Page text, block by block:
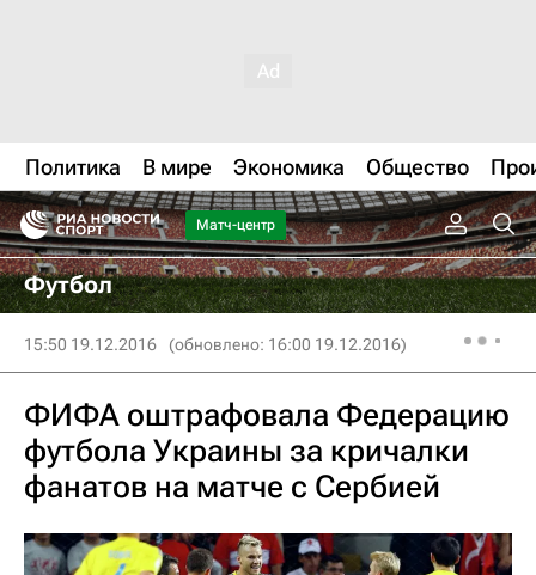
Политика В мире Экономика Общество
Матч-центр
Футбол
15:50 19.12.2016 (обновлено: 16:00 19.12.2016)
ФИФА оштрафовала Федерацию
футбола Украины за кричалки
фанатов на матче с Сербией